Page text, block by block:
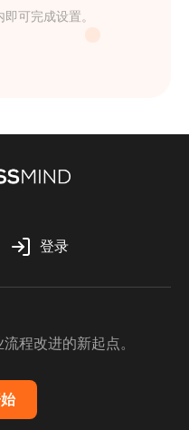
可完成设置。
登录
程改进的新起点。